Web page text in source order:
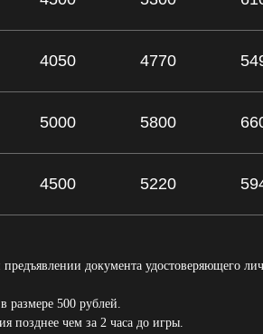
4050 4770
5000 5800
4500 5220
документа удостоверяющего
размере 500 рублей.
позднее чем за 2 часа до игры.